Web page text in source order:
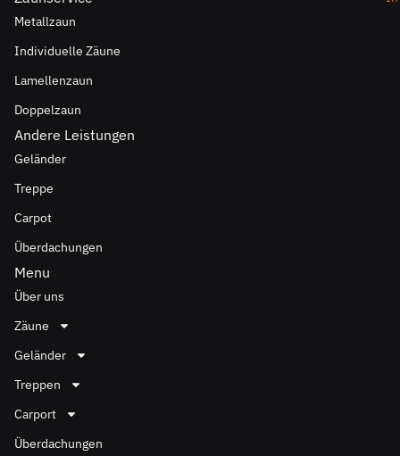
Metallzaun
Individuelle Zäune
Lamellenzaun
Doppelzaun
Andere Leistungen
Geländer
Treppe
Carpot
Überdachungen
Menu
Über uns
Zäune
Geländer
Treppen
Carport
Überdachungen